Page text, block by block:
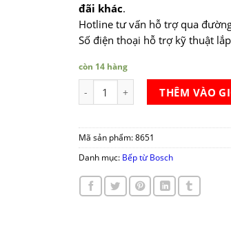
đãi khác.
Hotline tư vấn hỗ trợ qua
Số điện thoại hỗ trợ kỹ thuật
còn 14 hàng
Bếp từ đôi Bosch PPI82560MS (
THÊM VÀO
Mã sản phẩm: 8651
Danh mục: Bếp từ Bosch